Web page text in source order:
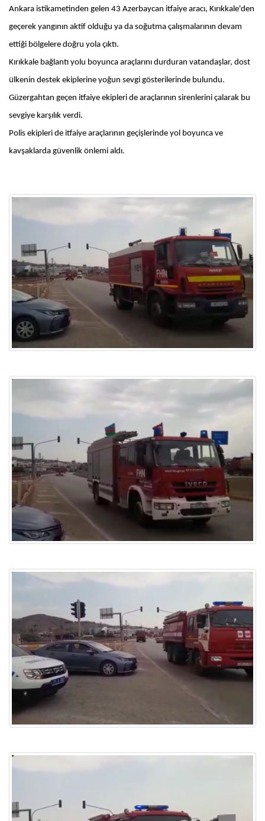
Ankara istikametinden gelen 43 Azerbaycan itfaiye aracı, Kırıkkale'den
geçerek yangının aktif olduğu ya da soğutma çalışmalarının devam
ettiği bölgelere doğru yola çıktı.
Kırıkkale bağlantı yolu boyunca araçlarını durduran vatandaşlar, dost
ülkenin destek ekiplerine yoğun sevgi gösterilerinde bulundu.
Güzergahtan geçen itfaiye ekipleri de araçlarının sirenlerini çalarak bu
sevgiye karşılık verdi.
Polis ekipleri de itfaiye araçlarının geçişlerinde yol boyunca ve
kavşaklarda güvenlik önlemi aldı.